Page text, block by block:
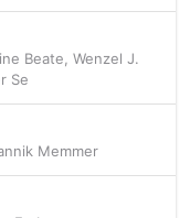
Beate, Wenzel J.
Se
Memmer